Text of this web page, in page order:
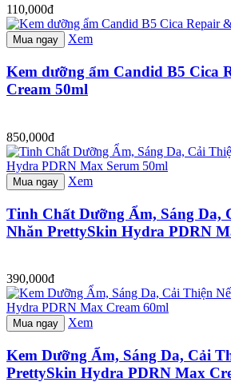
110,000đ
Mua ngay Xem
Kem dưỡng ẩm Candid B5 Cica
Cream 50ml
850,000đ
Mua ngay Xem
Tinh Chất Dưỡng Ẩm, Sáng Da,
Nhăn PrettySkin Hydra PDRN
390,000đ
Mua ngay Xem
Kem Dưỡng Ẩm, Sáng Da, Cải
PrettySkin Hydra PDRN Max